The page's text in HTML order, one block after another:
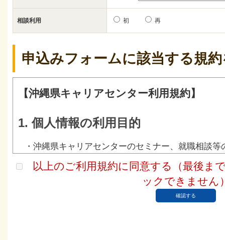
相談利用 初 再
申込みフォームに該当する規
【沖縄県キャリアセンター利用規約】
1. 個人情報の利用目的
・沖縄県キャリアセンターのセミナー、就職相談
・申込者への連絡と案内業務
・本事業が実施するセミナー、イベントなどのご
以上のご利用規約に同意する（最後ま
ックできません